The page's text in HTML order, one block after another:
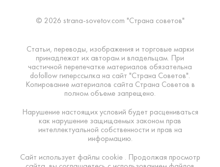
© 2026 strana-sovetov.com "Страна советов"
Статьи, переводы, изображения и торговые марки
принадлежат их авторам и владельцам. При
частичной перепечатке материалов обязательна
dofollow гиперссылка на сайт "Страна Советов".
Копирование материалов сайта Страна Советов в
полном объеме запрещено.
Нарушение настоящих условий будет расцениваться
как нарушение защищаемых законом прав
интеллектуальной собственности и прав на
информацию.
Сайт использует файлы cookie . Продолжая просмотр